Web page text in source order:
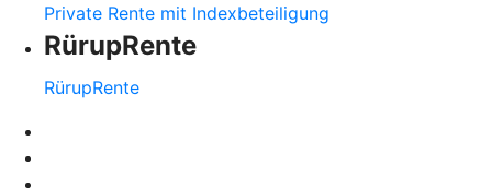
Private Rente mit Indexbeteiligung
RürupRente
RürupRente